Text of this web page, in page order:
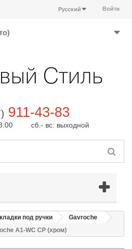
Войти
Русский
911-43-83
сб.- вс: выходной
под ручки
Gavroche
А1-WC CP (хром)